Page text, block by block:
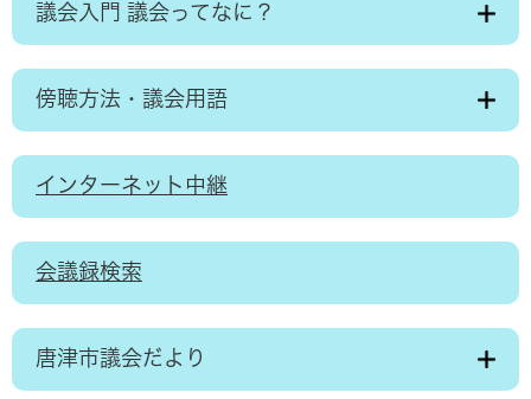
議会入門 議会ってなに？
傍聴方法・議会用語
インターネット中継
会議録検索
唐津市議会だより